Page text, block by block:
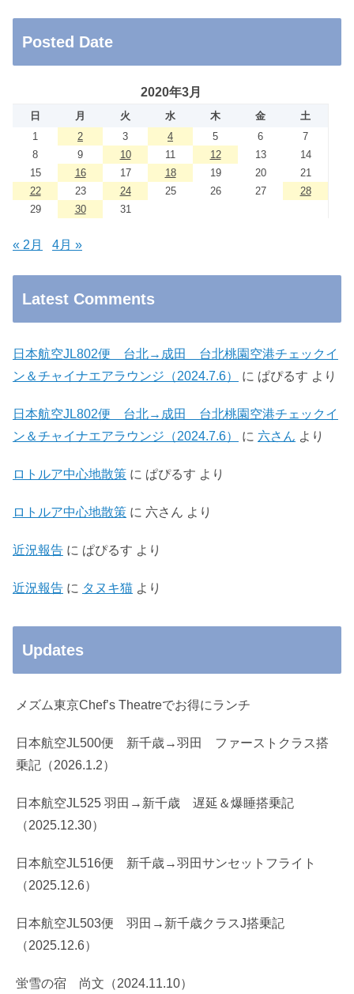
Posted Date
2020年3月
日 月 火 水 木 金
土
1
2 3 4 5 6
7
8
9 10 11 12 13
14
15
16 17 18 19 20
21
22
23 24 25 26 27
28
29
30 31
« 2月 4月 »
Latest Comments
日本航空JL802便 台北→成田 台北桃園空港チェックイ
ン＆チャイナエアラウンジ（2024.7.6）
に ぱぴるす より
日本航空JL802便 台北→成田 台北桃園空港チェックイ
ン＆チャイナエアラウンジ（2024.7.6）
に 六さん より
ロトルア中心地散策 に ぱぴるす より
ロトルア中心地散策 に 六さん より
近況報告 に ぱぴるす より
近況報告 に タヌキ猫 より
Updates
メズム東京Chef’s Theatreでお得にランチ
日本航空JL500便 新千歳→羽田 ファーストクラス搭
乗記（2026.1.2）
日本航空JL525 羽田→新千歳 遅延＆爆睡搭乗記
（2025.12.30）
日本航空JL516便 新千歳→羽田サンセットフライト
（2025.12.6）
日本航空JL503便 羽田→新千歳クラスJ搭乗記
（2025.12.6）
蛍雪の宿 尚文（2024.11.10）